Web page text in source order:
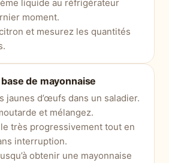
liquide au réfrigérateur
moment.
et mesurez les quantités
de mayonnaise
jaunes d’œufs dans un saladier.
et mélangez.
très progressivement tout en
interruption.
obtenir une mayonnaise